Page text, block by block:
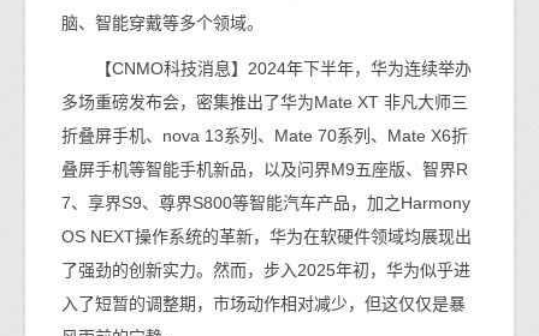
脑、智能穿戴等多个领域。
【CNMO科技消息】2024年下半年，华为连续举办
多场重磅发布会，密集推出了华为Mate XT 非凡大师三
折叠屏手机、nova 13系列、Mate 70系列、Mate X6折
叠屏手机等智能手机新品，以及问界M9五座版、智界R
7、享界S9、尊界S800等智能汽车产品，加之Harmony
OS NEXT操作系统的革新，华为在软硬件领域均展现出
了强劲的创新实力。然而，步入2025年初，华为似乎进
入了短暂的调整期，市场动作相对减少，但这仅仅是暴